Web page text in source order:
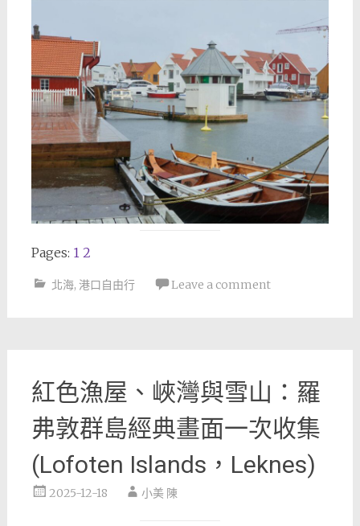
Pages: 1 2
北海, 港口自由行 Leave a comment
紅色漁屋、峽灣與雪山：羅
弗敦群島經典畫面一次收集
(Lofoten Islands，Leknes)
2025-12-18 小美 陳